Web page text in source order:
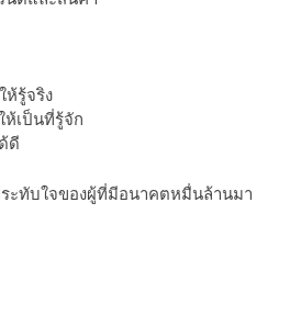
ห้รู้จริง
เป็นที่รู้จัก
ดี
ะทับใจของผู้ที่มีอนาคตหมื่นล้านมา